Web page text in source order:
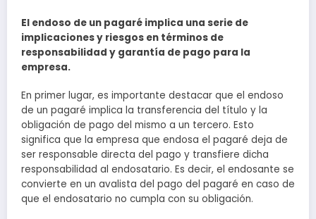
El endoso de un pagaré implica una serie de
implicaciones y riesgos en términos de
responsabilidad y garantía de pago para la
empresa.
En primer lugar, es importante destacar que el endoso
de un pagaré implica la transferencia del título y la
obligación de pago del mismo a un tercero. Esto
significa que la empresa que endosa el pagaré deja de
ser responsable directa del pago y transfiere dicha
responsabilidad al endosatario. Es decir, el endosante se
convierte en un avalista del pago del pagaré en caso de
que el endosatario no cumpla con su obligación.